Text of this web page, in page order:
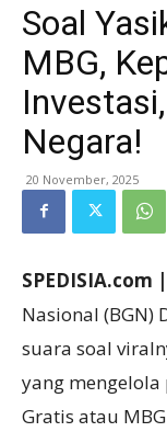
Soal
MBG,
Negara!
20 November, 2025
SPEDISIA.com
Nasional (BGN)
suara soal
yang
Gratis atau